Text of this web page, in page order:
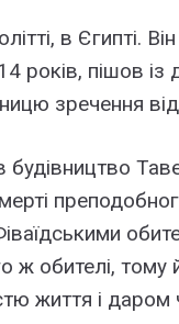
в Єгипті. Він
років, пішов
зречення від
ж обителі, тому
життя і даром